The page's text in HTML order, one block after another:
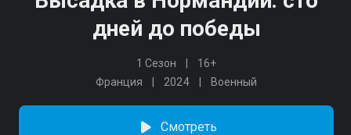
дней до победы
1 Сезон
16+
Франция
2024 Военный
Смотреть